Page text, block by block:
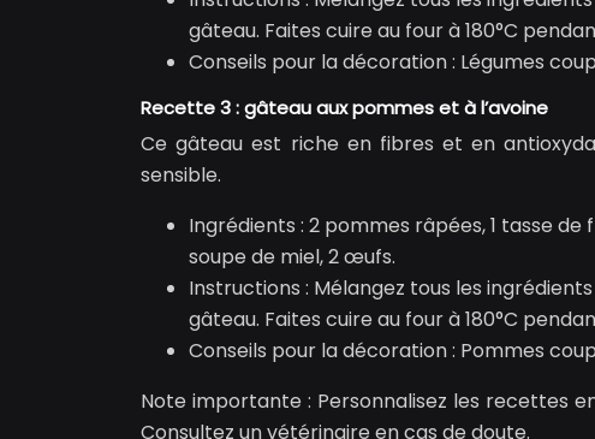
gâteau. Faites cuire au four à 180°C
Conseils pour la décoration : Légumes
Recette 3 : gâteau aux pommes et à l’avoine
Ce gâteau est riche en fibres et en
sensible.
Ingrédients : 2 pommes râpées, 1 tasse
soupe de miel, 2 œufs.
Instructions : Mélangez tous les
gâteau. Faites cuire au four à 180°C
Conseils pour la décoration : Pommes
Note importante : Personnalisez les recettes
Consultez un vétérinaire en cas de doute.